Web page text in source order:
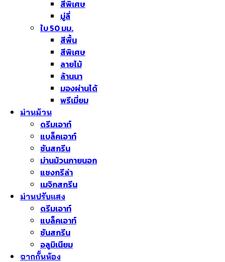
สีพิเศษ
มู่ลี่
ใบ 50 มม.
สีพื้น
สีพิเศษ
ลายไม้
ล้านนา
มองผ่านได้
พรีเมี่ยม
ม่านม้วน
ดรีมเอาท์
แบล็คเอาท์
ซันสกรีน
ม่านม้วนภายนอก
แชงกรีล่า
เมจิกสกรีน
ม่านปรับแสง
ดรีมเอาท์
แบล็คเอาท์
ซันสกรีน
อลูมิเนียม
ฉากกั้นห้อง